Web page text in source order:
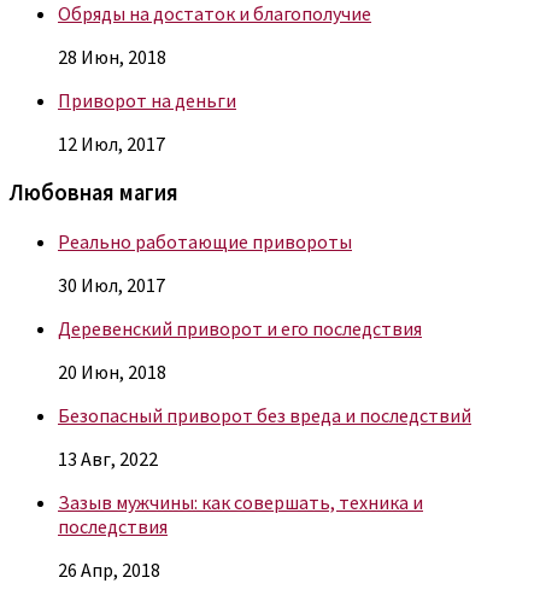
Обряды на достаток и благополучие
28 Июн, 2018
Приворот на деньги
12 Июл, 2017
Любовная магия
Реально работающие привороты
30 Июл, 2017
Деревенский приворот и его последствия
20 Июн, 2018
Безопасный приворот без вреда и последствий
13 Авг, 2022
Зазыв мужчины: как совершать, техника и
последствия
26 Апр, 2018